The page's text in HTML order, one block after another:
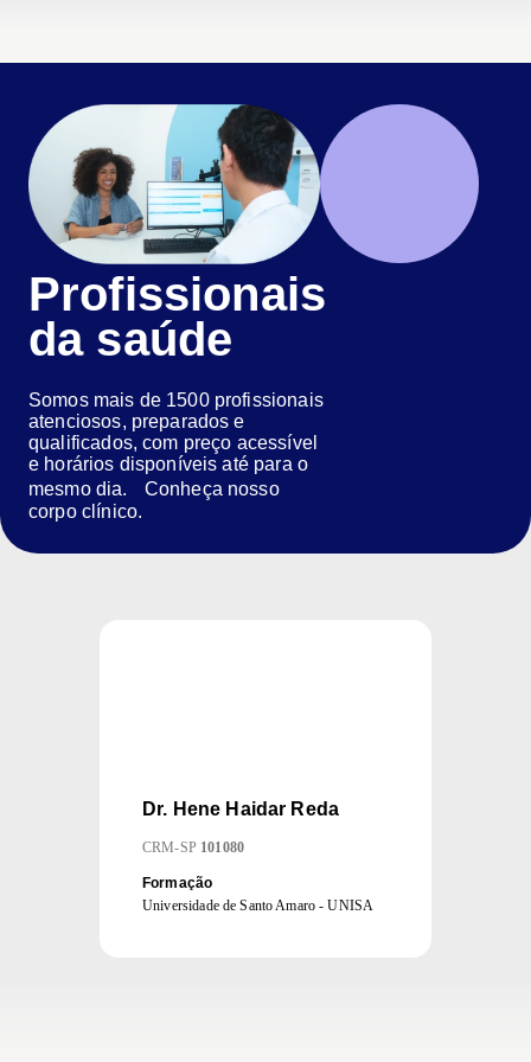
Profissionais
da saúde
Somos mais de 1500 profissionais
atenciosos, preparados e
qualificados, com preço acessível
e horários disponíveis até para o
mesmo dia. Conheça nosso
corpo clínico.
Dr. Hene Haidar Reda
CRM-SP 101080
Formação
Universidade de Santo Amaro - UNISA